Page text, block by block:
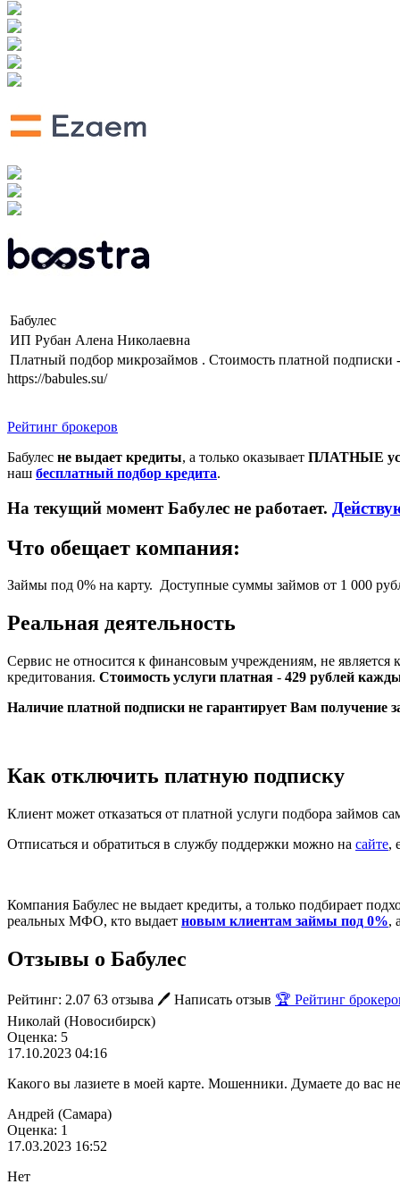
Бабулес
ИП Рубан Алена Николаевна
Платный подбор микрозаймов . Стоимость платной подписки
https://babules.su/
Рейтинг брокеров
Бабулес не выдает кредиты, а только оказывает ПЛАТНЫЕ
наш бесплатный подбор кредита.
На текущий момент Бабулес не работает.
Что обещает компания:
Займы под 0% на карту. Доступные суммы займов от 1 000
Реальная деятельность
Сервис не относится к финансовым учреждениям, не является
кредитования. Стоимость услуги платная - 429 рублей
Наличие платной подписки не гарантирует Вам получение
Как отключить платную подписку
Клиент может отказаться от платной услуги подбора займов
Отписаться и обратиться в службу поддержки можно на сайте,
Компания Бабулес не выдает кредиты, а только подбирает
реальных МФО, кто выдает новым клиентам займы под 0%,
Отзывы о Бабулес
Рейтинг: 2.07 63 отзыва 🖊️ Написать отзыв 🏆 Рейтинг
Николай (Новосибирск)
Оценка: 5
17.10.2023 04:16
Какого вы лазиете в моей карте. Мошенники. Думаете до вас
Андрей (Самара)
Оценка: 1
17.03.2023 16:52
Нет